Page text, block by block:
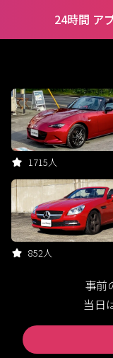
24時間 ア
1715人
852人
事前
当日